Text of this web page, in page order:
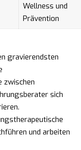
Wellness und
Prävention
gravierendsten
zwischen
sich
und arbeiten